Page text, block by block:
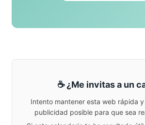
☕ ¿Me invitas a un
Intento mantener esta web rápida
publicidad posible para que sea